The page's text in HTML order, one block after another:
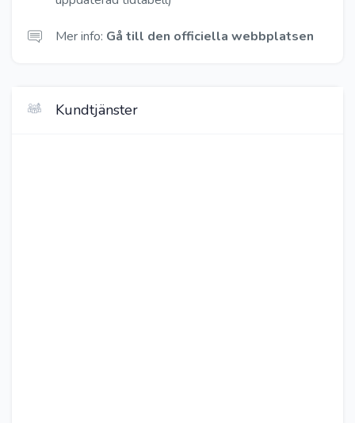
Mer info: Gå till den officiella webbplatsen
Kundtjänster